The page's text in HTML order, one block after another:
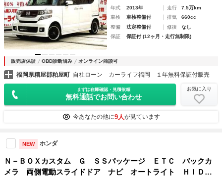
年式 2013年 走行
7.5万km
車検
車検整備付 排気
660cc
整備
法定整備付 修復
なし
保証
保証付 (12ヶ月・走行無制限)
販売店保証 OBD診断済み オンライン商談可
福岡県糟屋郡粕屋町 自社ローン カーライフ福岡 １年無料保証付販売
まずは在庫確認・見積依頼
無料通話でお問い合わせ
お気に入り
今あなたの他に9人が見ています
NEW ホンダ
Ｎ－ＢＯＸカスタム Ｇ ＳＳパッケージ ＥＴＣ バックカ
メラ 両側電動スライドドア ナビ オートライト ＨＩＤ